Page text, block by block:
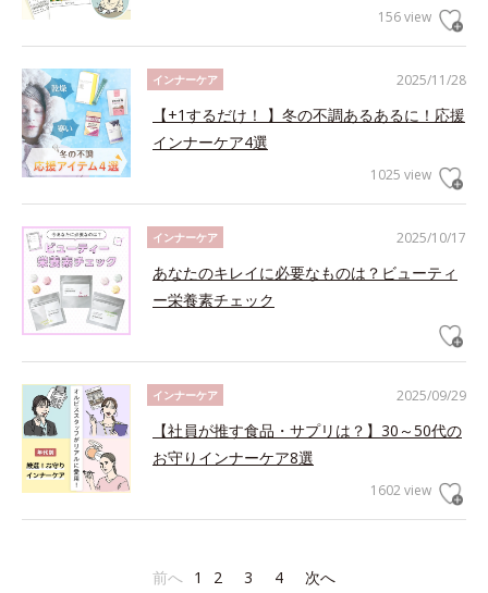
156 view
2025/11/28
インナーケア
【+1するだけ！ 】冬の不調あるあるに！応援
インナーケア4選
1025 view
2025/10/17
インナーケア
あなたのキレイに必要なものは？ビューティ
ー栄養素チェック
2025/09/29
インナーケア
【社員が推す食品・サプリは？】30～50代の
お守りインナーケア8選
1602 view
前へ 1 2 3 4 次へ